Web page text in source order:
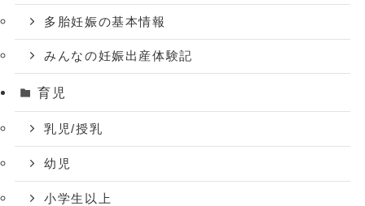
多胎妊娠の基本情報
みんなの妊娠出産体験記
育児
乳児/授乳
幼児
小学生以上